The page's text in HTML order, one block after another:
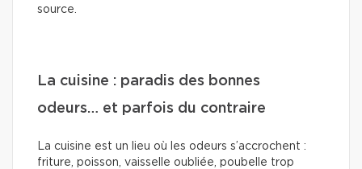
source.
La cuisine : paradis des bonnes
odeurs… et parfois du contraire
La cuisine est un lieu où les odeurs s’accrochent :
friture, poisson, vaisselle oubliée, poubelle trop